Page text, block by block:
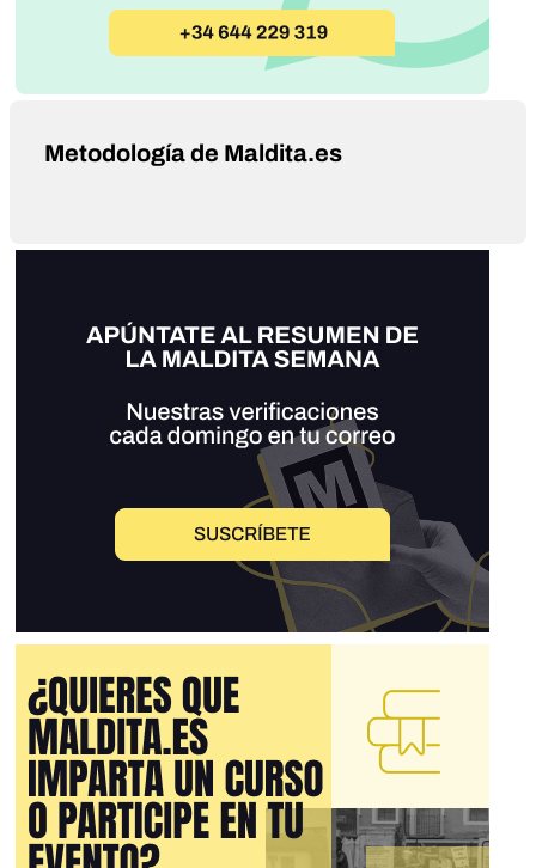
Metodología de Maldita.es